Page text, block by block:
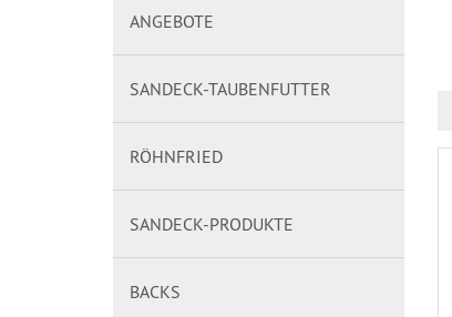
ANGEBOTE
SANDECK-TAUBENFUTTER
RÖHNFRIED
SANDECK-PRODUKTE
BACKS